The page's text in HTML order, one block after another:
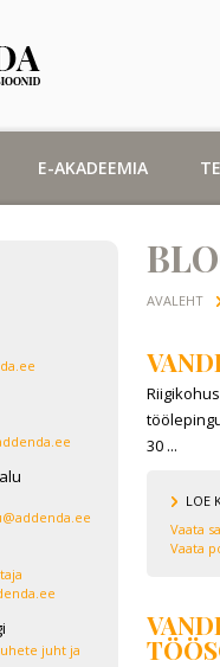
E-AKADEEMIA
juht ja
AVALEHT
30 ...
LOE
Vaata
Vaata